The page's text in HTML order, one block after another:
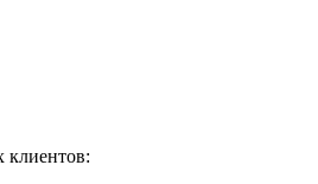
клиентов: